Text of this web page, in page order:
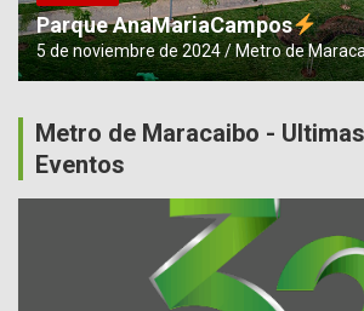
Parque AnaMariaCampos
5 de noviembre de 2024 Metro de
Metro de Maracaibo -
Eventos